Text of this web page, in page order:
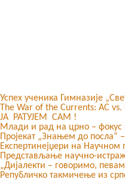
Успех ученика Гимназије
The War of the Currents: AC vs.
ЈА РАТУЈЕМ САМ !
Млади и рад на црно – фокус
Пројекат „Знањем до посла“
Експертинејџери на Научном
Представљање научно-
„Дијалекти – говоримо,
Републичко такмичење из